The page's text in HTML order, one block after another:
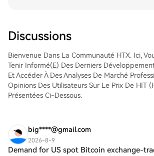
débutants comme aux traders chevronnés.
Discussions
Bienvenue Dans La Communauté HTX. Ici,
Tenir Informé(e) Des Derniers
Et Accéder À Des Analyses De Marché
Opinions Des Utilisateurs Sur Le Prix De HIT
Présentées Ci-Dessous.
big****@gmail.com
2026-8-9
Demand for US spot Bitcoin exchange-